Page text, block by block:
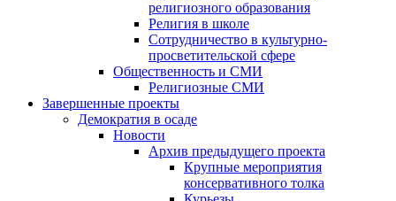
религиозного образования
Религия в школе
Сотрудничество в культурно-
просветительской сфере
Общественность и СМИ
Религиозные СМИ
Завершенные проекты
Демократия в осаде
Новости
Архив предыдущего проекта
Крупные мероприятия
консервативного толка